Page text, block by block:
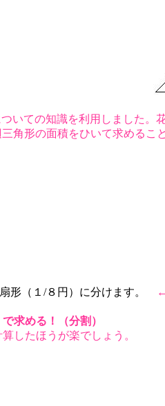
ついての知識を利用しました。
角形の面積をひいて求めるこ
形（１/８円）に分けます。 ←
で求める！（分割）
したほうが楽でしょう。